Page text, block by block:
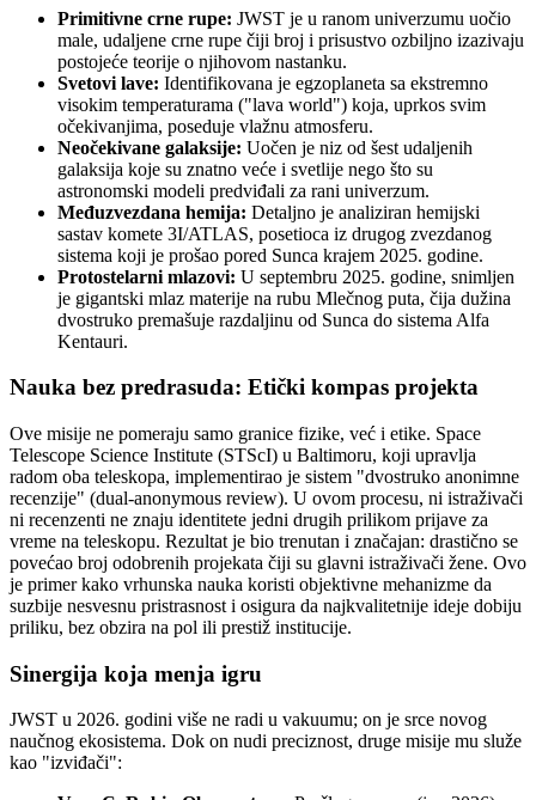
Primitivne crne rupe: JWST je u ranom univerzumu uočio
male, udaljene crne rupe čiji broj i prisustvo ozbiljno izazivaju
postojeće teorije o njihovom nastanku.
Svetovi lave: Identifikovana je egzoplaneta sa ekstremno
visokim temperaturama ("lava world") koja, uprkos svim
očekivanjima, poseduje vlažnu atmosferu.
Neočekivane galaksije: Uočen je niz od šest udaljenih
galaksija koje su znatno veće i svetlije nego što su
astronomski modeli predviđali za rani univerzum.
Međuzvezdana hemija: Detaljno je analiziran hemijski
sastav komete 3I/ATLAS, posetioca iz drugog zvezdanog
sistema koji je prošao pored Sunca krajem 2025. godine.
Protostelarni mlazovi: U septembru 2025. godine, snimljen
je gigantski mlaz materije na rubu Mlečnog puta, čija dužina
dvostruko premašuje razdaljinu od Sunca do sistema Alfa
Kentauri.
Nauka bez predrasuda: Etički kompas projekta
Ove misije ne pomeraju samo granice fizike, već i etike. Space
Telescope Science Institute (STScI) u Baltimoru, koji upravlja
radom oba teleskopa, implementirao je sistem "dvostruko anonimne
recenzije" (dual-anonymous review). U ovom procesu, ni istraživači
ni recenzenti ne znaju identitete jedni drugih prilikom prijave za
vreme na teleskopu. Rezultat je bio trenutan i značajan: drastično se
povećao broj odobrenih projekata čiji su glavni istraživači žene. Ovo
je primer kako vrhunska nauka koristi objektivne mehanizme da
suzbije nesvesnu pristrasnost i osigura da najkvalitetnije ideje dobiju
priliku, bez obzira na pol ili prestiž institucije.
Sinergija koja menja igru
JWST u 2026. godini više ne radi u vakuumu; on je srce novog
naučnog ekosistema. Dok on nudi preciznost, druge misije mu služe
kao "izviđači":